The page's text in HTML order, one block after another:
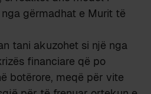
gërmadhat e Murit të
tani akuzohet si një nga
financiare që po
botërore, meqë për vite